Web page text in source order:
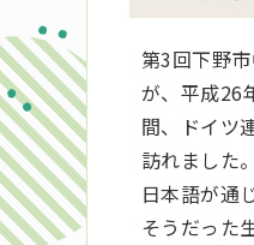
第3回下野
が、平成26
間、ドイツ
訪れました。
日本語が通
そうだった